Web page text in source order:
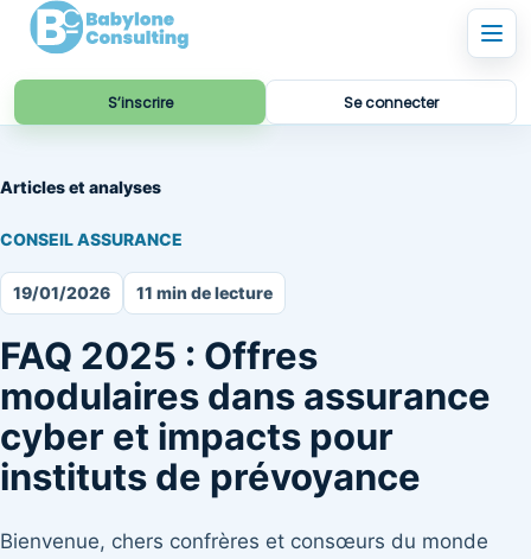
S’inscrire Se connecter
Articles et analyses
CONSEIL ASSURANCE
19/01/2026 11 min de lecture
FAQ 2025 : Offres
modulaires dans assurance
cyber et impacts pour
instituts de prévoyance
Bienvenue, chers confrères et consœurs du monde